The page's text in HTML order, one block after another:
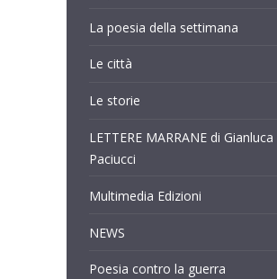
La poesia della settimana
Le città
Le storie
LETTERE MARRANE di Gianluca
Paciucci
Multimedia Edizioni
NEWS
Poesia contro la guerra